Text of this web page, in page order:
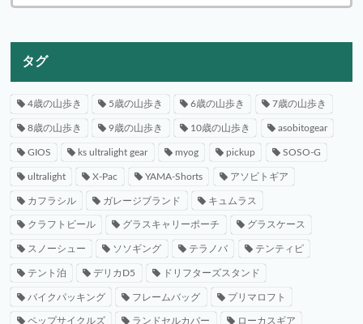
タグ
4歳の山歩き 5歳の山歩き 6歳の山歩き 7歳の山歩き
8歳の山歩き 9歳の山歩き 10歳の山歩き asobitogear
GIOS ks ultralight gear myog pickup SOSO-G
ultralight X-Pac YAMA-Shorts アソビトギア
カフラシル ガレージブランド キュムラス
クラフトビール グラスキャリーポーチ グラスケース
スノーシュー ソソギング テラノバ テンティピ
テント泊 デリカD5 ドリフターズスタンド
バイクパッキング フレームバッグ プリマロフト
ペップサイクルズ ランドセルカバー ローカスギア